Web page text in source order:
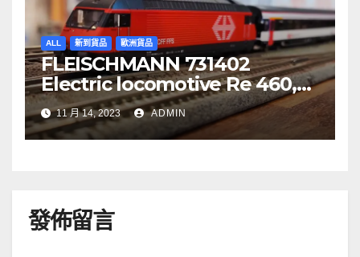
ALL 新到貨品 歐洲貨品
FLEISCHMANN 731402
Electric locomotive Re 460,
SBB
11 月 14, 2023 ADMIN
發佈留言